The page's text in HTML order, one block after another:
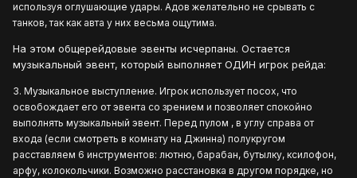
используя оглушающие удары. Адов желательно не срывать с
танков, так как авта у них весьма ощутима.
На этом общерейдовые эвенты исчерпаны. Остается
музыкальный эвент, который выполняет ОДИН игрок рейда:
3. Музыкальное выступление. Игрок использует посох, что
освобождает его от эвента со зрением и позволяет спокойно
выполнять музыкальный эвент. Перед пулом , в углу справа от
входа (если смотреть в комнату на Джинна) полукругом
расставляем 6 инструментов: лютню, барабан, бутылку, ксилофон,
арфу, колокольчики. Возможно расстановка в другом порядке, но